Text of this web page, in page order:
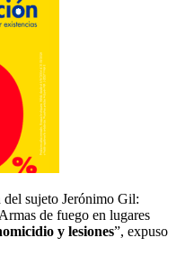
del sujeto Jerónimo Gil:
de fuego en lugares
y lesiones”, expuso